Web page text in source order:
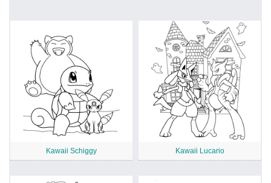
Kawaii Schiggy Kawaii Lucario